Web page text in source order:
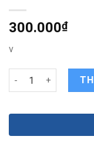
300.000₫
v
Bàn phím Laptop